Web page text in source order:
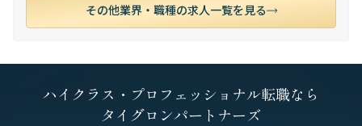
その他業界・職種の求人一覧を見る
ハイクラス・プロフェッショナル転職なら
タイグロンパートナーズ